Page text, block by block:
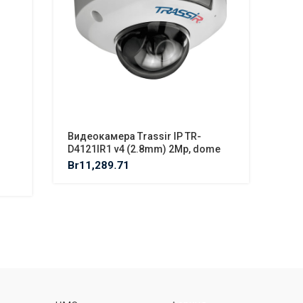
Видеокамера Trassir IP TR-
D4121IR1 v4 (2.8mm) 2Mp, dome
Br11,289.71